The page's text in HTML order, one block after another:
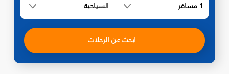
1 مسافر السياحية
ابحث عن الرحلات